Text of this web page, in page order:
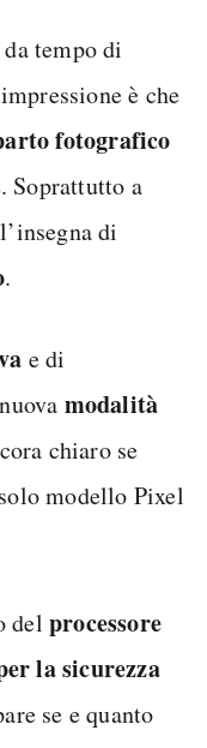
tempo di
è che
fotografico
Soprattutto a
di
.
e di
modalità
chiaro se
modello Pixel
del processore
la sicurezza
se e quanto